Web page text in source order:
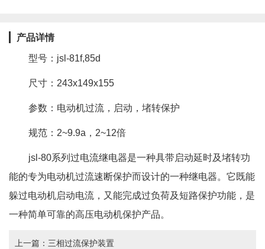
产品详情
型号：jsl-81f,85d
尺寸：243x149x155
参数：电动机过流，启动，堵转保护
规范：2~9.9a，2~12倍
jsl-80系列过电流继电器是一种具带启动延时及堵转功
能的专为电动机过流速断保护而设计的一种继电器。它既能
躲过电动机启动电流，又能完成过负荷及短路保护功能，是
一种简单可靠的高压电动机保护产品。
上一篇： 三相过流保护装置